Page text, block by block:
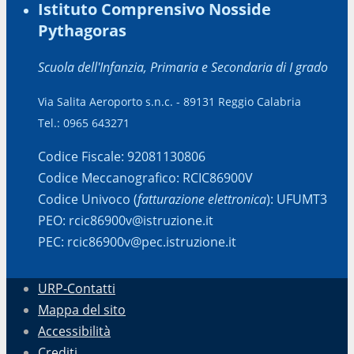
Istituto Comprensivo Nosside
Pythagoras
Scuola dell'Infanzia, Primaria e Secondaria di I grado
Via Salita Aeroporto s.n.c. - 89131 Reggio Calabria
Tel.: 0965 643271
Codice Fiscale: 92081130806
Codice Meccanografico: RCIC86900V
Codice Univoco (fatturazione elettronica): UFUMT3
PEO: rcic86900v@istruzione.it
PEC: rcic86900v@pec.istruzione.it
URP-Contatti
Mappa del sito
Accessibilità